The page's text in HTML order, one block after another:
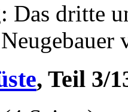
Das dritte
, Teil 3/